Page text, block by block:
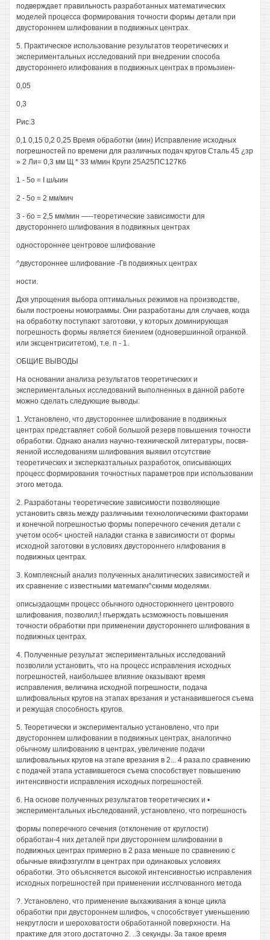
подверждает правильность разработанных математических
моделей процесса формирования точности формы детали при
двустороннем шлифовании в подвижных центрах.
5. Практическое использование результатов теоретических и
экспериментальных исследований при внедрении способа
двустороннего илифования в подвижных центрах в промьзиен-
0,05
0,3
Рис.3
0,1 0,15 0,2 0,25 Время обработки (мин) Исправление исходных
погрешностей по времени для различных подач кругов Сталь 45 ¿зр
» 2 Ли= 0,3 мм Щ * 33 м/мин Круги 25А25ПС127К6
1 - 5о = I ш/ыин
2 - 5о = 2 мм/мич
3 - бо = 2,5 мм/мин —--теоретические зависимости для
двустороннего шлифования в подвижных центрах
одностороннее центровое шлифование
^двустороннее шлифование -Гв подвижных центрах
ности.
Дхя упрощения выбора оптимальных режимов на производстве,
были построены номограммы. Они разработаны для случаев, когда
на обработку поступают заготовки, у которых доминирующая
погрешность формы является биением (одновершинной огранкой.
или эксцентриситетом), т.е. п - 1.
ОБЩИЕ ВЫВОДЫ
На основании анализа результатов теоретических и
экспериментальных исследований выполненных в данной работе
можно сделать следующие выводы:
1. Установлено, что двустороннее шлифование в подвижных
центрах представляет собой большой резерв повышения точности
обработки. Однако анализ научно-технической литературы, посвя-
яениой исследованиям шлифования выявил отсутствие
теоретических и зксперказтальных разработок, описывающих
процесс формирования точностных параметров при использовании
этого метода.
2. Разработаны теоретические зависимости позволяющие
установить связь между различными технологическими факторами
и конечной погрешностью формы поперечного сечения детали с
учетом особ< цностей наладки станка в зависимости от формы
исходной заготовки в условиях двустороннего нлифования в
подвижных центрах.
3. Комплексный анализ полученных аналитических зависимостей и
их сравнение с известными матемагкч^скнмм моделями.
описыэдаощмн процесс обычного односторюннего центрового
шлифования, позволил;! ггьерждать ьсзможность повышения
точности обработки при применении двустороннего шлифования в
подвижных центрах.
4. Полученные результат экспериментальных исследований
позволили установить, что на процесс исправления исходных
погрешностей, наибольшее влияние оказывают время
исправления, величина исходной погрешности, подача
шлифовальных кругов на этапах врезания и устанавившегося съема
и режущая способность кругов.
5. Теоретически и экспериментально установлено, что при
двустороннем шлифовании в подвижных центрах, аналогично
обычному шлифованию в центрах, увеличение подачи
шлифовальных кругов на этапе врезания в 2... 4 раза.по сравнению
с подачей этапа уставившегося съема способствует повышению
интенсивности исправления исходных погрешностей.
6. На основе полученных результатов теоретических и •
экспериментальных иЬследований, установлено, что погрешность
формы поперечного сечения (отклонение от круглости)
обработан-4 них деталей при двустороннем шлифовании в
подвижных центрах примерно в 2 раза меньше по сравнению с
обычные вяифэзгуглгм в центрах при одинаковых условиях
обработки. Это объясняется высокой интенсивностью исправления
исходных погрешностей при применении исслгчованного метода
?. Установлено, что применение выхаживания а конце цикла
обработки при двустороннем шлифоь, ч способствует уменьшению
некрутлосги и шероховатости обработанной поверхности. На
практике для этого достаточно 2. ..3 секунды. За такое время